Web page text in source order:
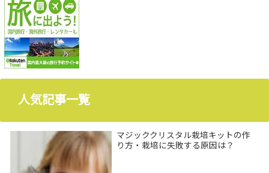
人気記事一覧
マジッククリスタル栽培キットの作
り方・栽培に失敗する原因は？